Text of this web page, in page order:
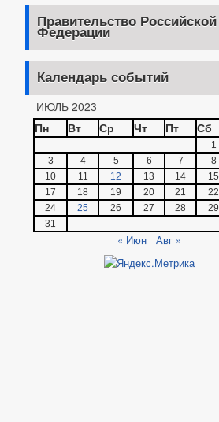
Правительство Российской
Федерации
Календарь событий
ИЮЛЬ 2023
Пн
Вт Ср Чт Пт Сб
1
3
4 5 6 7 8
10
11 12 13 14 15
17
18 19 20 21 22
24
25 26 27 28 29
31
« Июн Авг »